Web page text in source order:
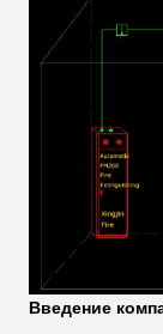
Введение